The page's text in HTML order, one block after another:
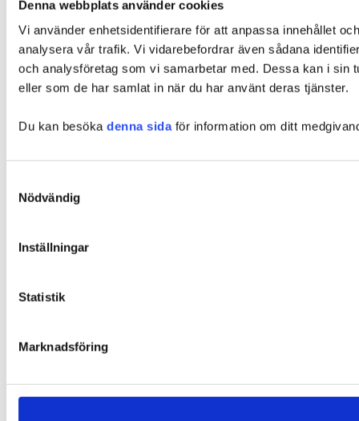
Denna webbplats använder cookies
Vi använder enhetsidentifierare för att anpassa innehållet
analysera vår trafik. Vi vidarebefordrar även sådana
och analysföretag som vi samarbetar med. Dessa kan i sin
eller som de har samlat in när du har använt deras tjänster.
Du kan besöka denna sidaför information om ditt
Nödvändig
Inställningar
Statistik
Marknadsföring